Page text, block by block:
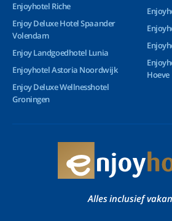
Enjoyhotel Riche
Enjoy Deluxe Hotel Spaander
Volendam
Enjoy Landgoedhotel Lunia
Enjoyhotel Astoria Noordwijk
Enjoy Deluxe Wellnesshotel
Groningen
Hoeve
Alles inclusief